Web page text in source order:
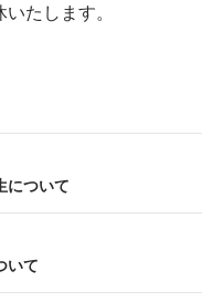
たします。
について
いて